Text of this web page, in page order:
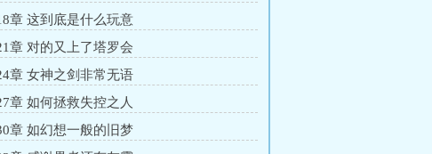
章 这到底是什么玩意
章 对的又上了塔罗会
章 女神之剑非常无语
章 如何拯救失控之人
章 如幻想一般的旧梦